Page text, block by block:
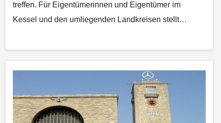
treffen. Für Eigentümerinnen und Eigentümer im
Kessel und den umliegenden Landkreisen stellt…